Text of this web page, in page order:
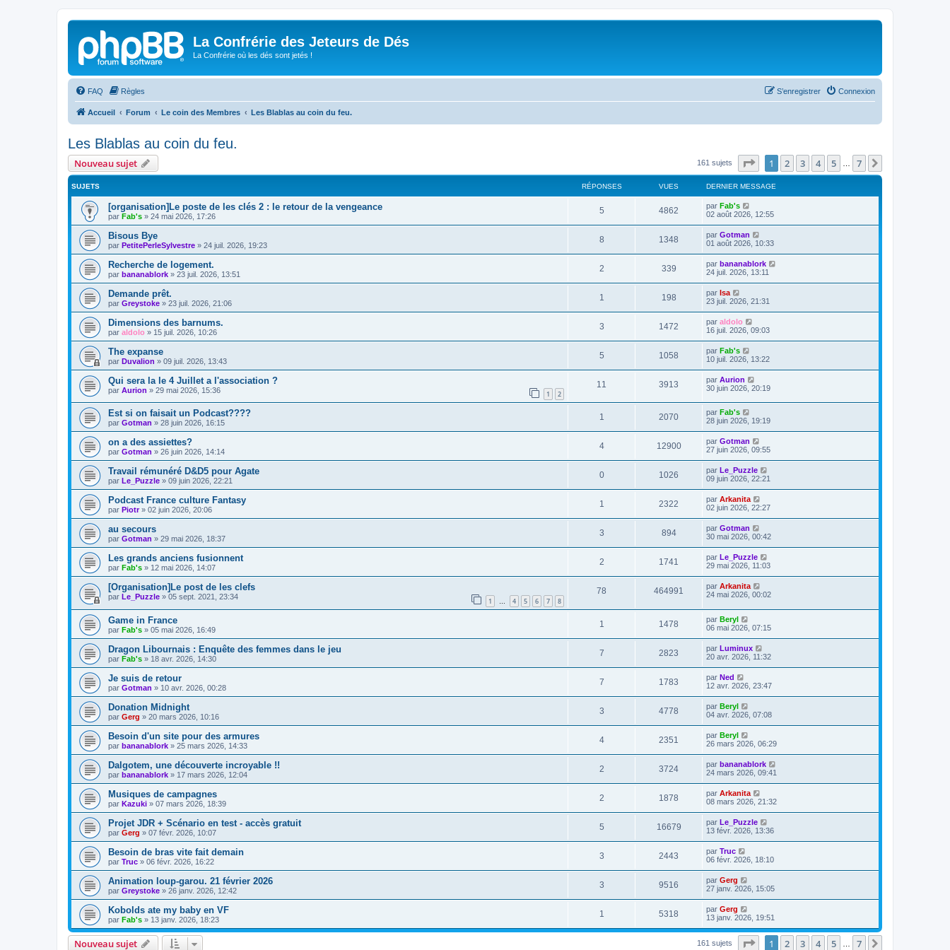
La Confrérie des Jeteurs de Dés
La Confrérie où les dés sont jetés !
FAQ Règles Connexion
S’enregistrer
Accueil Forum Le coin des Membres Les Blablas au coin du feu.
Les Blablas au coin du feu.
Nouveau sujet 161 sujets Page sur7
1 2 3 4 5 7
SUJETS RÉPONSES VUES DERNIER MESSAGE
[organisation]Le poste de les clés 2 : le retour de la vengeance
par Fab's » 24 mai 2026, 17:26
5 4862 par Fab's
02 août 2026, 12:55
Bisous Bye
par PetitePerleSylvestre » 24 juil. 2026, 19:23
8 1348 par Gotman
01 août 2026, 10:33
Recherche de logement.
par bananablork » 23 juil. 2026, 13:51
2 339 par bananablork
24 juil. 2026, 13:11
Demande prêt.
par Greystoke » 23 juil. 2026, 21:06
1 198 par Isa
23 juil. 2026, 21:31
Dimensions des barnums.
par aldolo » 15 juil. 2026, 10:26
3 1472 par aldolo
16 juil. 2026, 09:03
The expanse
par Duvalion » 09 juil. 2026, 13:43
5 1058 par Fab's
10 juil. 2026, 13:22
Qui sera la le 4 Juillet a l'association ?
par Aurion » 29 mai 2026, 15:36 1 2
11 3913 par Aurion
30 juin 2026, 20:19
Est si on faisait un Podcast????
par Gotman » 28 juin 2026, 16:15
1 2070 par Fab's
28 juin 2026, 19:19
on a des assiettes?
par Gotman » 26 juin 2026, 14:14
4 12900 par Gotman
27 juin 2026, 09:55
Travail rémunéré D&D5 pour Agate
par Le_Puzzle » 09 juin 2026, 22:21
0 1026 par Le_Puzzle
09 juin 2026, 22:21
Podcast France culture Fantasy
par Piotr» 02 juin 2026, 20:06
1 2322 par Arkanita
02 juin 2026, 22:27
au secours
par Gotman » 29 mai 2026, 18:37
3 894 par Gotman
30 mai 2026, 00:42
Les grands anciens fusionnent
par Fab's » 12 mai 2026, 14:07
2 1741 par Le_Puzzle
29 mai 2026, 11:03
[Organisation]Le post de les clefs
par Le_Puzzle » 05 sept. 2021, 23:34 1 … 4 5 6 7 8
78 464991 par Arkanita
24 mai 2026, 00:02
Game in France
par Fab's » 05 mai 2026, 16:49
1 1478 par Beryl
06 mai 2026, 07:15
Dragon Libournais : Enquête des femmes dans le jeu
par Fab's » 18 avr. 2026, 14:30
7 2823 par Luminux
20 avr. 2026, 11:32
Je suis de retour
par Gotman » 10 avr. 2026, 00:28
7 1783 par Ned
12 avr. 2026, 23:47
Donation Midnight
par Gerg » 20 mars 2026, 10:16
3 4778 par Beryl
04 avr. 2026, 07:08
Besoin d'un site pour des armures
par bananablork » 25 mars 2026, 14:33
4 2351 par Beryl
26 mars 2026, 06:29
Dalgotem, une découverte incroyable !!
par bananablork » 17 mars 2026, 12:04
2 3724 par bananablork
24 mars 2026, 09:41
Musiques de campagnes
par Kazuki » 07 mars 2026, 18:39
2 1878 par Arkanita
08 mars 2026, 21:32
Projet JDR + Scénario en test - accès gratuit
par Gerg » 07 févr. 2026, 10:07
5 16679 par Le_Puzzle
13 févr. 2026, 13:36
Besoin de bras vite fait demain
par Truc » 06 févr. 2026, 16:22
3 2443 par Truc
06 févr. 2026, 18:10
Animation loup-garou. 21 février 2026
par Greystoke » 26 janv. 2026, 12:42
3 9516 par Gerg
27 janv. 2026, 15:05
Kobolds ate my baby en VF
par Fab's » 13 janv. 2026, 18:23
1 5318 par Gerg
13 janv. 2026, 19:51
Nouveau sujet 161 sujets Page sur7
1 2 3 4 5 7